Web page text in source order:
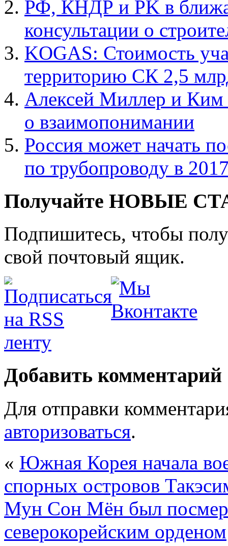
РФ, КНДР и PK в
консультации о
KOGAS: Стоимость
территорию СК 2,5
Алексей Миллер и
о взаимопонимании
Россия может начать
по трубопроводу в
Получайте НОВЫЕ
Подпишитесь, чтобы
свой почтовый ящик.
Добавить комментарий
Для отправки
авторизоваться.
« Южная Корея начала
спорных островов
Мун Сон Мён был
северокорейским орденом